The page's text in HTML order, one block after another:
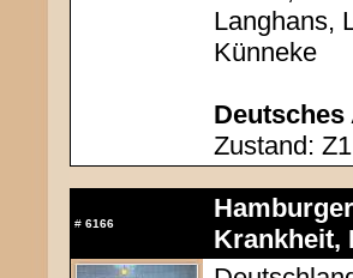
Langhans,
Künneke
Deutsches
Zustand: Z1
# 6166
Krankheit,